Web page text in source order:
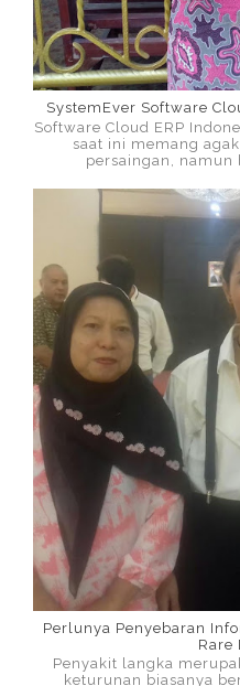
SystemEver Software
Software Cloud ERP
saat ini memang
persaingan, namun
Perlunya Penyebaran
Rare
Penyakit langka
keturunan biasanya